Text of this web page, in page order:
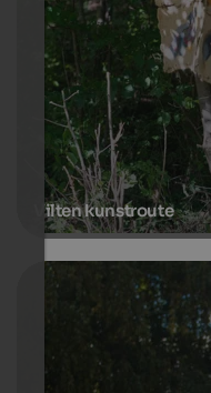
Vilten kunstroute